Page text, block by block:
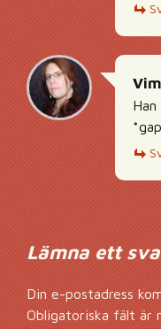
Lämna ett
Din e-postadress
Obligatoriska fält är